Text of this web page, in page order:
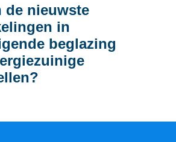
de nieuwste
in
beglazing